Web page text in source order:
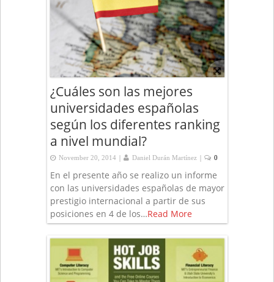
¿Cuáles son las mejores
universidades españolas
según los diferentes ranking
a nivel mundial?
November 20, 2014 | Daniel Durán Martínez | 0
En el presente año se realizo un informe
con las universidades españolas de mayor
prestigio internacional a partir de sus
posiciones en 4 de los…Read More